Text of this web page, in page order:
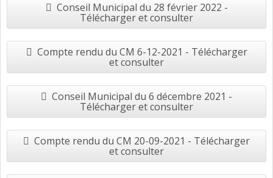
Conseil Municipal du 28 février 2022 -
Télécharger et consulter
Compte rendu du CM 6-12-2021 - Télécharger
et consulter
Conseil Municipal du 6 décembre 2021 -
Télécharger et consulter
Compte rendu du CM 20-09-2021 - Télécharger
et consulter